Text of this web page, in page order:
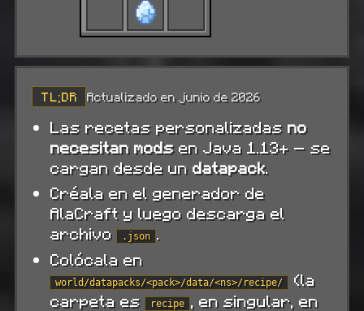
TL;DR Actualizado en junio de 2026
Las recetas personalizadas no
necesitan modsen Java 1.13+ — se
cargan desde un datapack.
Créala en el generador de
AlaCraft y luego descarga el
archivo
.json .
Colócala en
world/datapacks/<pack>/data/<ns>/recipe/
(la
carpeta es
recipe , en singular, en